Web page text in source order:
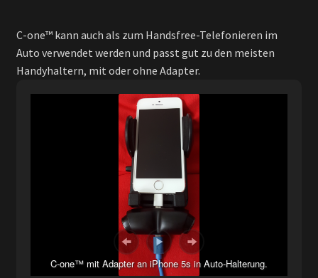
C-one™ kann auch als zum Handsfree-Telefonieren im
Auto verwendet werden und passt gut zu den meisten
Handyhaltern, mit oder ohne Adapter.
C-one™ mit Adapter an iPhone 5s in Auto-Halterung.